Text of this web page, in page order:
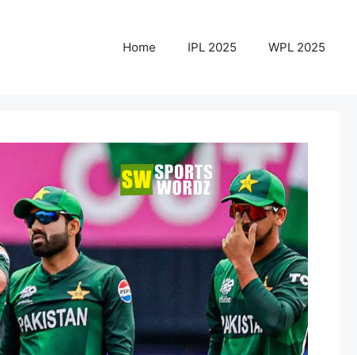
Home IPL 2025 WPL 2025